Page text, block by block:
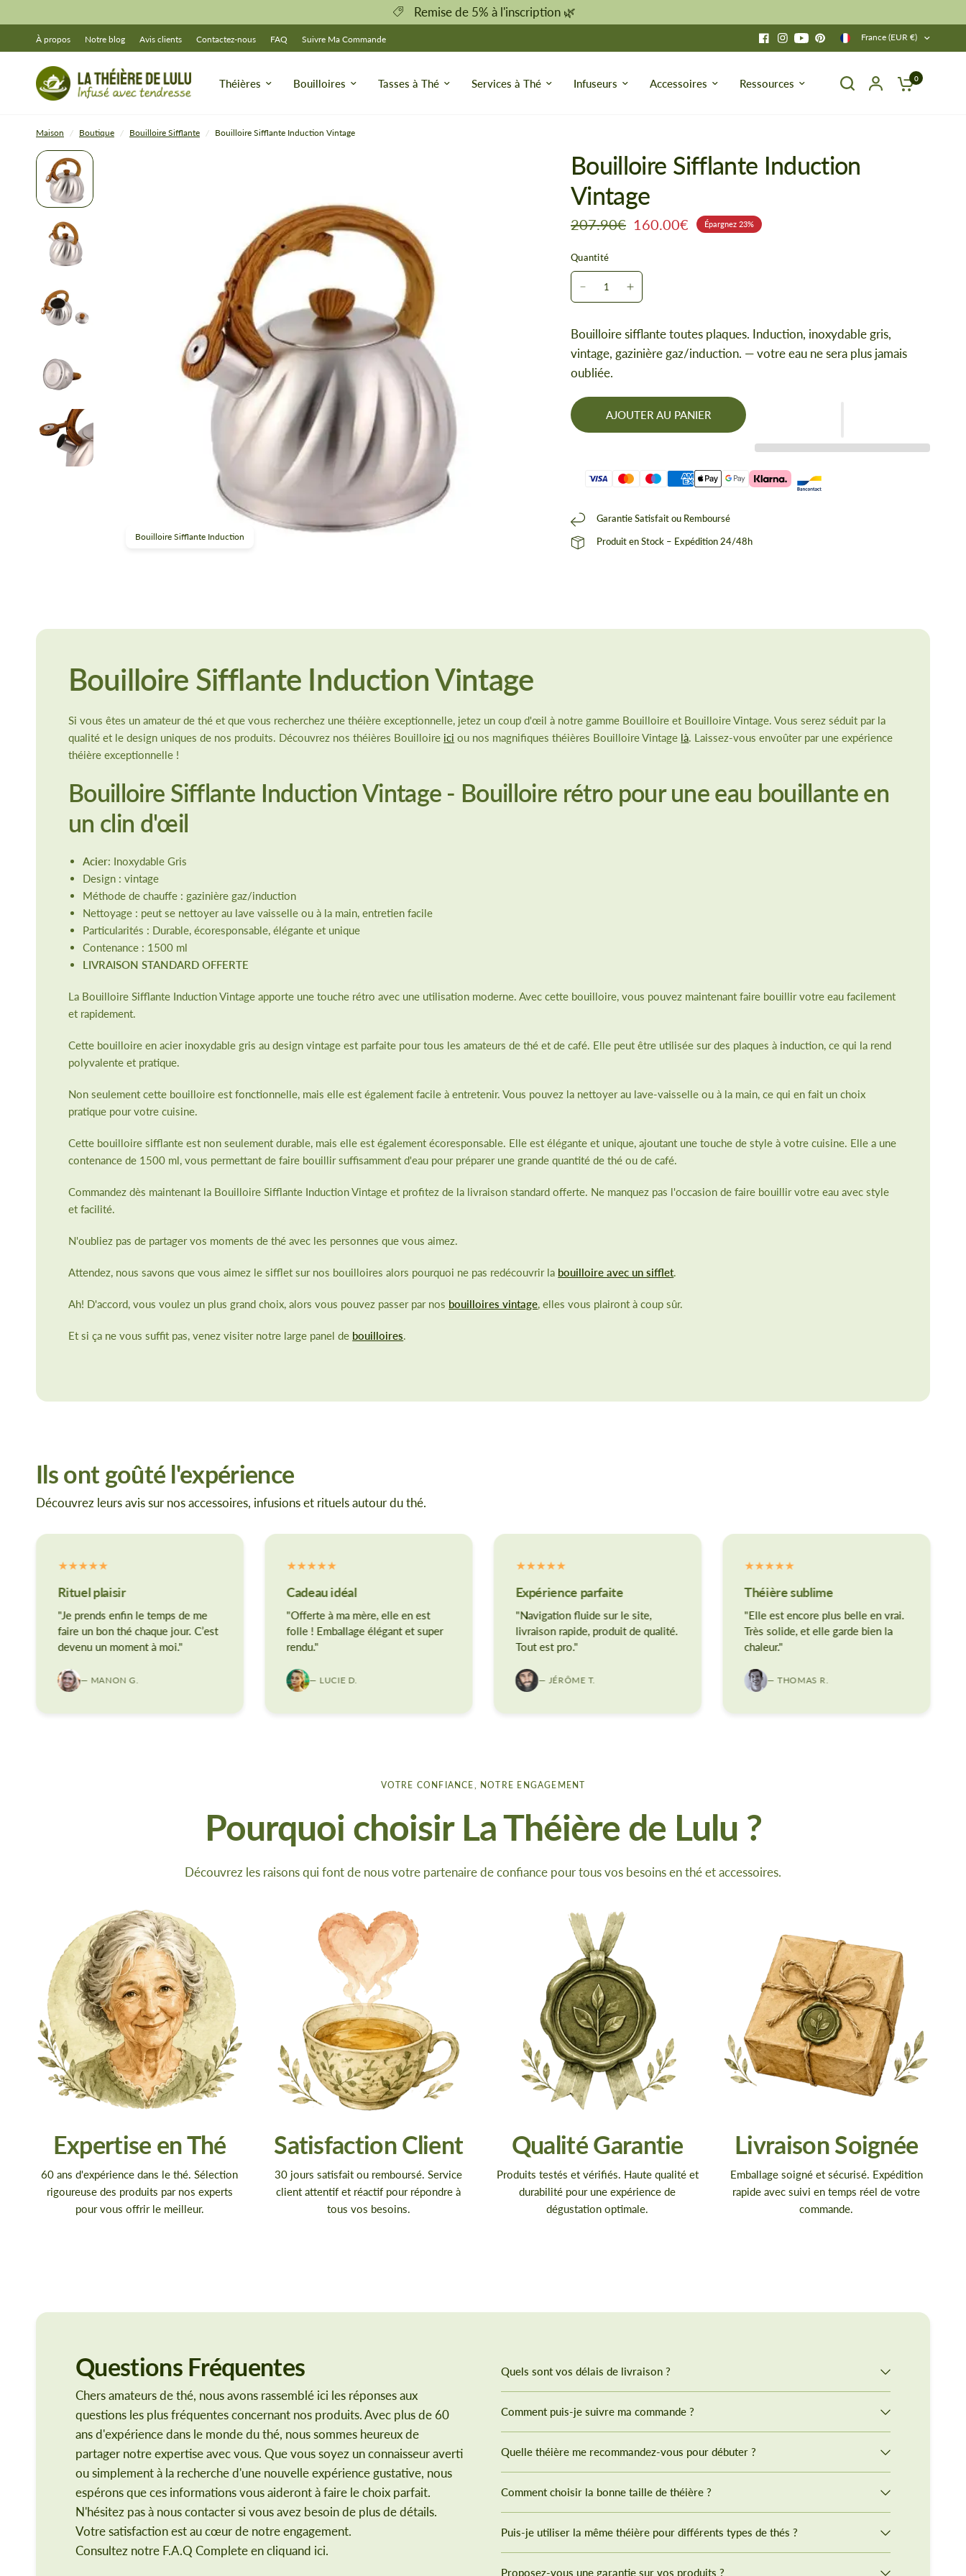
Remise de 5% à l'inscription 🌿
À propos Notre blog Avis clients Contactez-nous FAQ Suivre Ma Commande France (EUR €)
Théières Bouilloires Tasses à Thé Services à Thé Infuseurs Accessoires Ressources 0
Maison / Boutique / Bouilloire Sifflante / Bouilloire Sifflante Induction Vintage
Bouilloire Sifflante Induction Bouilloire avec Sifflet Induction
Bouilloire Sifflante Induction
Vintage
207.90€ 160.00€ Épargnez 23%
Quantité
Bouilloire sifflante toutes plaques. Induction, inoxydable gris,
vintage, gazinière gaz/induction. — votre eau ne sera plus jamais
oubliée.
AJOUTER AU PANIER
Garantie Satisfait ou Remboursé
Produit en Stock – Expédition 24/48h
Bouilloire Sifflante Induction Vintage
Si vous êtes un amateur de thé et que vous recherchez une théière exceptionnelle, jetez un coup d'œil à notre gamme Bouilloire et Bouilloire Vintage. Vous serez séduit par la
qualité et le design uniques de nos produits. Découvrez nos théières Bouilloire ici ou nos magnifiques théières Bouilloire Vintage là. Laissez-vous envoûter par une expérience
théière exceptionnelle !
Bouilloire Sifflante Induction Vintage - Bouilloire rétro pour une eau bouillante en
un clin d'œil
Acier: Inoxydable Gris
Design : vintage
Méthode de chauffe : gazinière gaz/induction
Nettoyage : peut se nettoyer au lave vaisselle ou à la main, entretien facile
Particularités : Durable, écoresponsable, élégante et unique
Contenance : 1500 ml
LIVRAISON STANDARD OFFERTE
La Bouilloire Sifflante Induction Vintage apporte une touche rétro avec une utilisation moderne. Avec cette bouilloire, vous pouvez maintenant faire bouillir votre eau facilement
et rapidement.
Cette bouilloire en acier inoxydable gris au design vintage est parfaite pour tous les amateurs de thé et de café. Elle peut être utilisée sur des plaques à induction, ce qui la rend
polyvalente et pratique.
Non seulement cette bouilloire est fonctionnelle, mais elle est également facile à entretenir. Vous pouvez la nettoyer au lave-vaisselle ou à la main, ce qui en fait un choix
pratique pour votre cuisine.
Cette bouilloire sifflante est non seulement durable, mais elle est également écoresponsable. Elle est élégante et unique, ajoutant une touche de style à votre cuisine. Elle a une
contenance de 1500 ml, vous permettant de faire bouillir suffisamment d'eau pour préparer une grande quantité de thé ou de café.
Commandez dès maintenant la Bouilloire Sifflante Induction Vintage et profitez de la livraison standard offerte. Ne manquez pas l'occasion de faire bouillir votre eau avec style
et facilité.
N'oubliez pas de partager vos moments de thé avec les personnes que vous aimez.
Attendez, nous savons que vous aimez le sifflet sur nos bouilloires alors pourquoi ne pas redécouvrir la bouilloire avec un sifflet.
Ah! D'accord, vous voulez un plus grand choix, alors vous pouvez passer par nos bouilloires vintage, elles vous plairont à coup sûr.
Et si ça ne vous suffit pas, venez visiter notre large panel de bouilloires.
Ils ont goûté l'expérience
Découvrez leurs avis sur nos accessoires, infusions et rituels autour du thé.
Rituel plaisir
"Je prends enfin le temps de me
faire un bon thé chaque jour. C’est
devenu un moment à moi."
— MANON G.
Cadeau idéal
"Offerte à ma mère, elle en est
folle ! Emballage élégant et super
rendu."
— LUCIE D.
Expérience parfaite
"Navigation fluide sur le site,
livraison rapide, produit de qualité.
Tout est pro."
— JÉRÔME T.
Théière sublime
"Elle est encore plus belle en vrai.
Très solide, et elle garde bien la
chaleur."
— THOMAS R.
VOTRE CONFIANCE, NOTRE ENGAGEMENT
Pourquoi choisir La Théière de Lulu ?
Découvrez les raisons qui font de nous votre partenaire de confiance pour tous vos besoins en thé et accessoires.
Expertise en Thé
60 ans d'expérience dans le thé. Sélection
rigoureuse des produits par nos experts
pour vous offrir le meilleur.
Satisfaction Client
30 jours satisfait ou remboursé. Service
client attentif et réactif pour répondre à
tous vos besoins.
Qualité Garantie
Produits testés et vérifiés. Haute qualité et
durabilité pour une expérience de
dégustation optimale.
Livraison Soignée
Emballage soigné et sécurisé. Expédition
rapide avec suivi en temps réel de votre
commande.
QuestionsFréquentes
Chers amateurs de thé, nous avons rassemblé ici les réponses aux
questions les plus fréquentes concernant nos produits. Avec plus de 60
ans d'expérience dans le monde du thé, nous sommes heureux de
partager notre expertise avec vous. Que vous soyez un connaisseur averti
ou simplement à la recherche d'une nouvelle expérience gustative, nous
espérons que ces informations vous aideront à faire le choix parfait.
N'hésitez pas à nous contacter si vous avez besoin de plus de détails.
Votre satisfaction est au cœur de notre engagement.
Consultez notre F.A.Q Complete en cliquand ici.
Quels sont vos délais de livraison ?
Comment puis-je suivre ma commande ?
Quelle théière me recommandez-vous pour débuter ?
Comment choisir la bonne taille de théière ?
Puis-je utiliser la même théière pour différents types de thés ?
Proposez-vous une garantie sur vos produits ?